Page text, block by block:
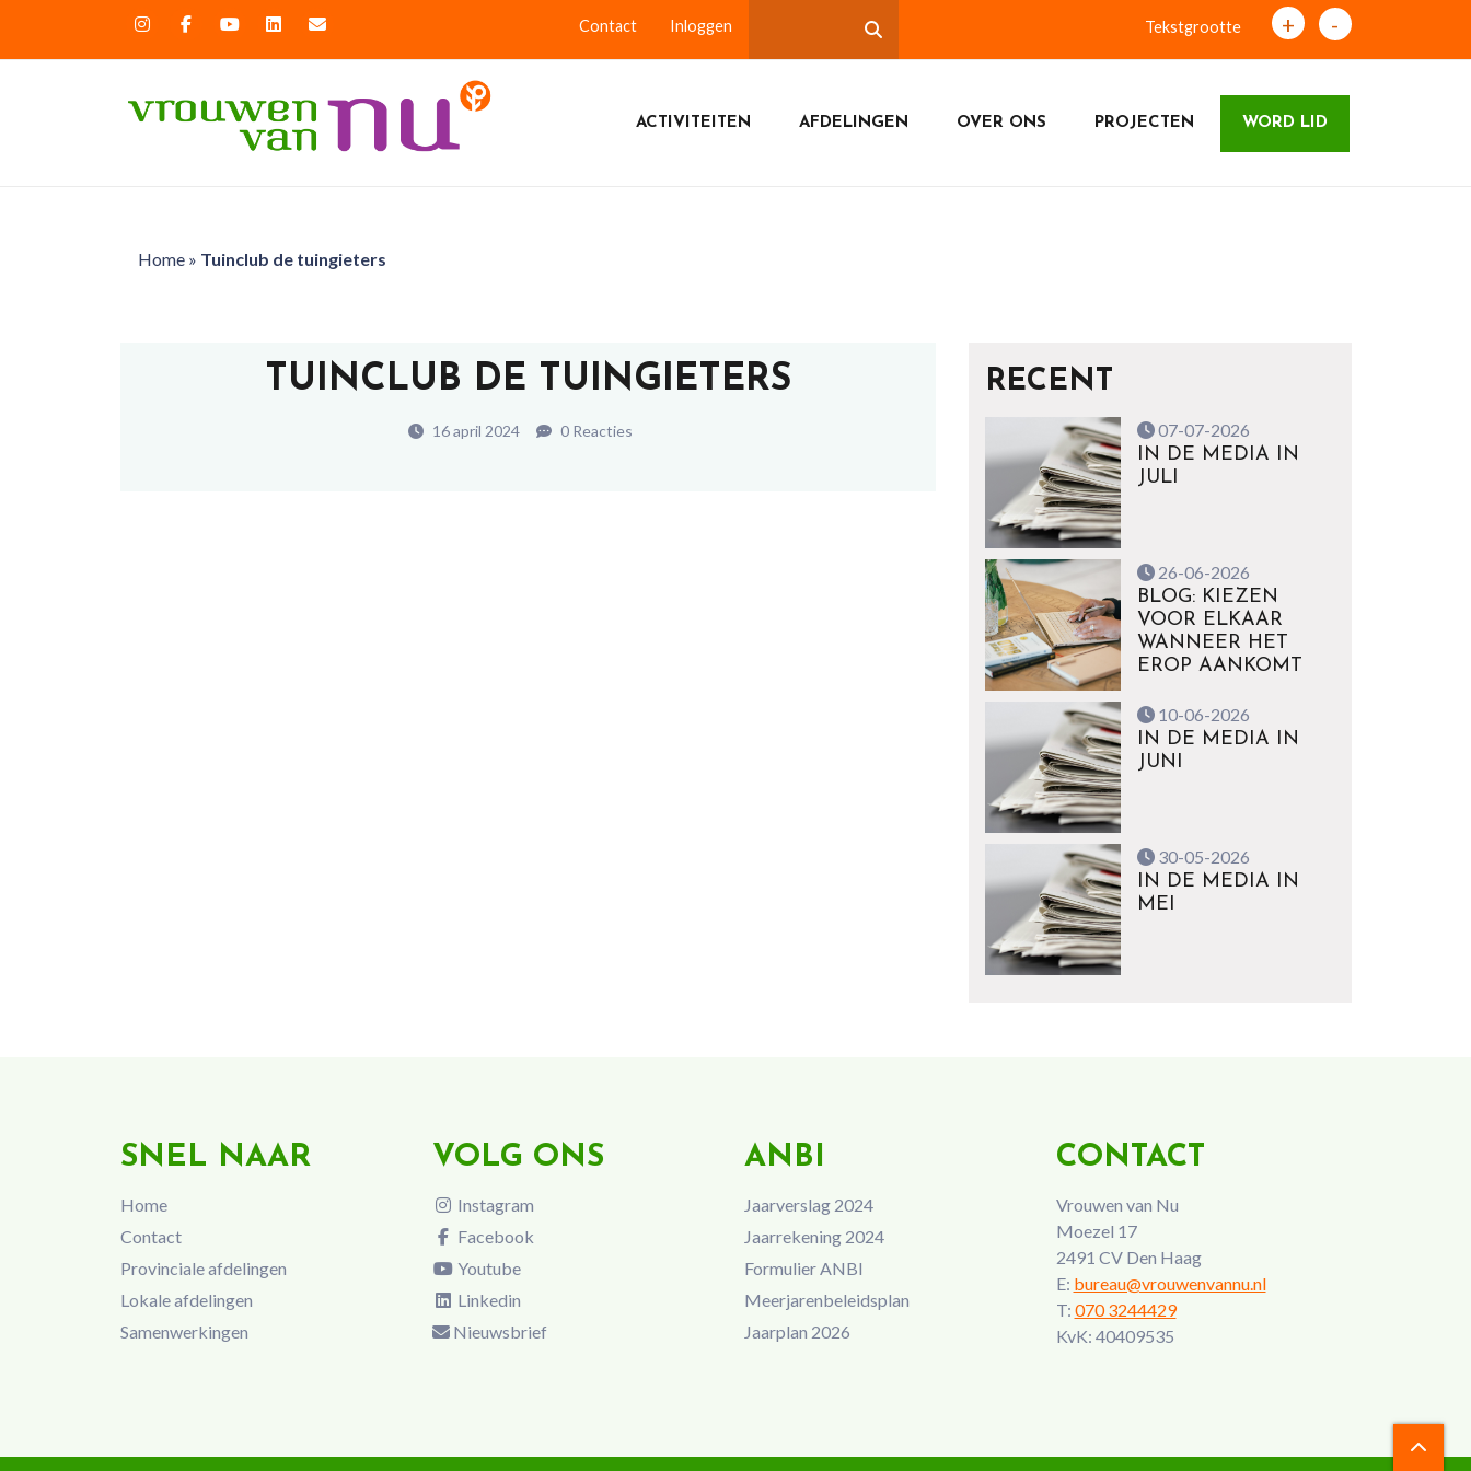
Contact Inloggen Tekstgrootte + -
ACTIVITEITEN AFDELINGEN OVER ONS PROJECTEN WORD LID
Home» Tuinclub de tuingieters
TUINCLUB DE TUINGIETERS
16 april 2024 0 Reacties
RECENT
07-07-2026
IN DE MEDIA IN
JULI
26-06-2026
BLOG: KIEZEN
VOOR ELKAAR
WANNEER HET
EROP AANKOMT
10-06-2026
IN DE MEDIA IN
JUNI
30-05-2026
IN DE MEDIA IN
MEI
SNEL NAAR
Home
Contact
Provinciale afdelingen
Lokale afdelingen
Samenwerkingen
VOLG ONS
Instagram
Facebook
Youtube
Linkedin
Nieuwsbrief
ANBI
Jaarverslag 2024
Jaarrekening 2024
Formulier ANBI
Meerjarenbeleidsplan
Jaarplan 2026
CONTACT
Vrouwen van Nu
Moezel 17
2491 CV Den Haag
E: bureau@vrouwenvannu.nl
T: 070 3244429
KvK: 40409535